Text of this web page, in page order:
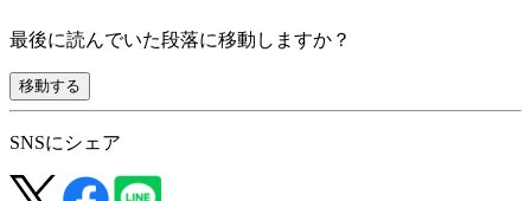
最後に読んでいた段落に移動しますか？
移動する
SNSにシェア